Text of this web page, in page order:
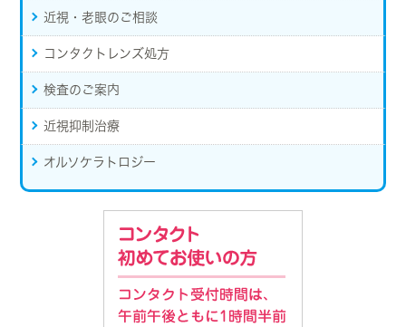
近視・老眼のご相談
コンタクトレンズ処方
検査のご案内
近視抑制治療
オルソケラトロジー